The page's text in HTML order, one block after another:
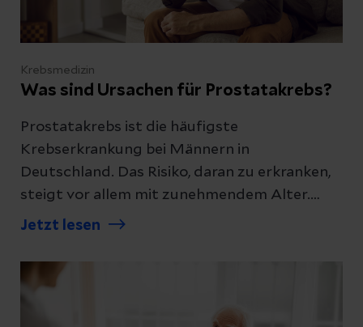
Krebsmedizin
Was sind Ursachen für Prostatakrebs?
Prostatakrebs ist die häufigste
Krebserkrankung bei Männern in
Deutschland. Das Risiko, daran zu erkranken,
steigt vor allem mit zunehmendem Alter.
Gleichzeitig gilt: Nicht jeder Mann mit
Prostatatumoren wachsen langsam. Wir
erklären, welche Ursachen und Risikofaktoren
heute bekannt und wie sie einzuordnen sind.
Jetzt lesen